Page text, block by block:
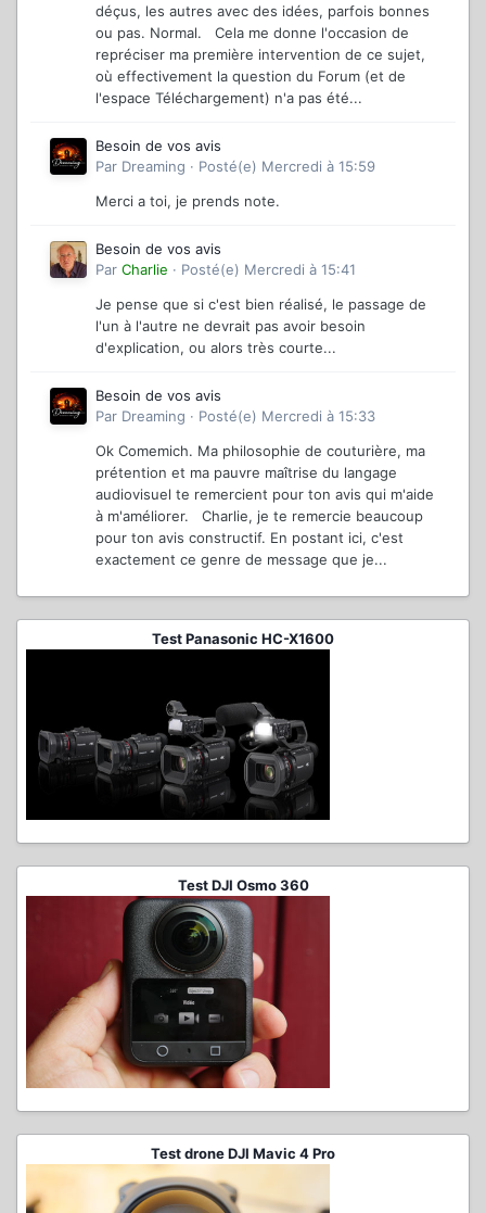
déçus, les autres avec des idées, parfois bonnes
ou pas. Normal. Cela me donne l'occasion de
repréciser ma première intervention de ce sujet,
où effectivement la question du Forum (et de
l'espace Téléchargement) n'a pas été...
Besoin de vos avis
Par Dreaming · Posté(e) Mercredi à 15:59
Merci a toi, je prends note.
Besoin de vos avis
Par Charlie · Posté(e) Mercredi à 15:41
Je pense que si c'est bien réalisé, le passage de
l'un à l'autre ne devrait pas avoir besoin
d'explication, ou alors très courte...
Besoin de vos avis
Par Dreaming · Posté(e) Mercredi à 15:33
Ok Comemich. Ma philosophie de couturière, ma
prétention et ma pauvre maîtrise du langage
audiovisuel te remercient pour ton avis qui m'aide
à m'améliorer. Charlie, je te remercie beaucoup
pour ton avis constructif. En postant ici, c'est
exactement ce genre de message que je...
Test Panasonic HC-X1600
Test DJI Osmo 360
Test drone DJI Mavic 4 Pro